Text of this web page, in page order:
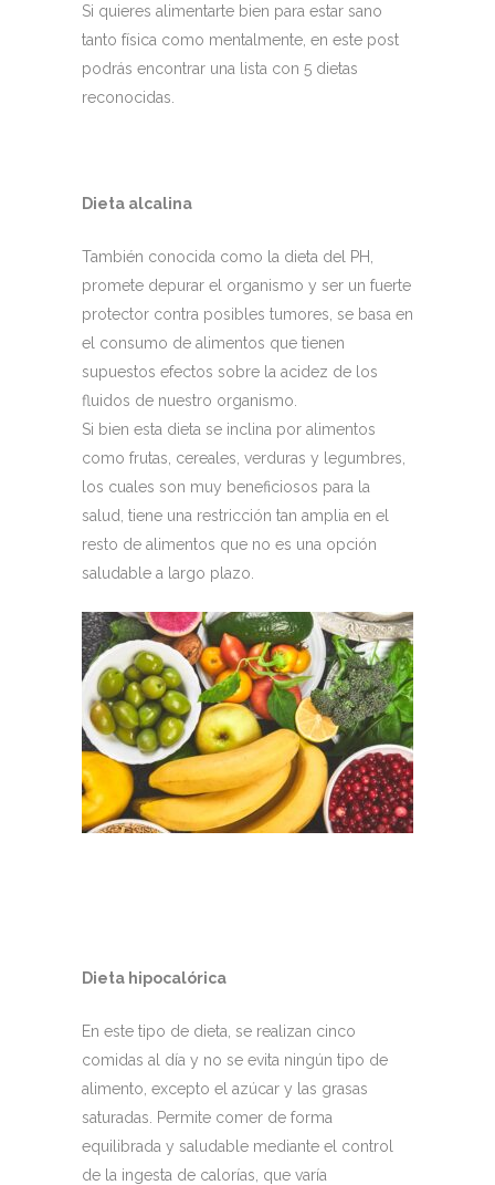
Si quieres alimentarte bien para estar sano
tanto física como mentalmente, en este post
podrás encontrar una lista con 5 dietas
reconocidas.
Dieta alcalina
También conocida como la dieta del PH,
promete depurar el organismo y ser un fuerte
protector contra posibles tumores, se basa en
el consumo de alimentos que tienen
supuestos efectos sobre la acidez de los
fluidos de nuestro organismo.
Si bien esta dieta se inclina por alimentos
como frutas, cereales, verduras y legumbres,
los cuales son muy beneficiosos para la
salud, tiene una restricción tan amplia en el
resto de alimentos que no es una opción
saludable a largo plazo.
Dieta hipocalórica
En este tipo de dieta, se realizan cinco
comidas al día y no se evita ningún tipo de
alimento, excepto el azúcar y las grasas
saturadas. Permite comer de forma
equilibrada y saludable mediante el control
de la ingesta de calorías, que varía